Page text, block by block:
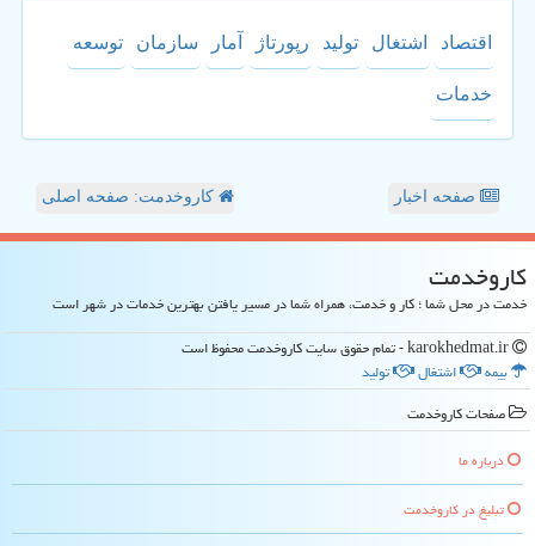
اقتصاد اشتغال تولید رپورتاژ آمار سازمان توسعه
خدمات
صفحه اخبار کاروخدمت: صفحه اصلی
كاروخدمت
خدمت در محل شما ؛ کار و خدمت، همراه شما در مسیر یافتن بهترین خدمات در شهر است
بیمه
اشتغال
تولید
صفحات كاروخدمت
درباره ما
تبلیغ در كاروخدمت